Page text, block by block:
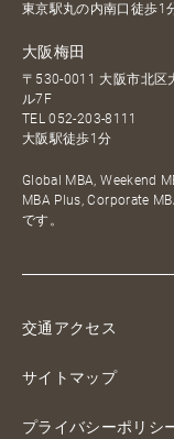
東京駅丸の内南口徒歩1
大阪梅田
〒530-0011 大阪市北区
ル7F
TEL052-203-8111
大阪駅徒歩1分
Global MBA, Weekend
MBA Plus, Corporate
です。
交通アクセス
サイトマップ
プライバシーポリシ